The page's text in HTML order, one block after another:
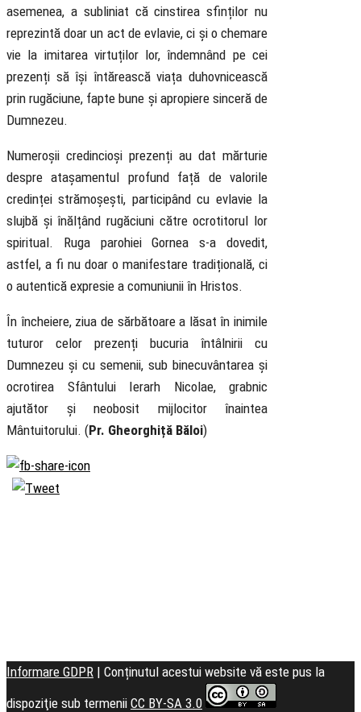
asemenea, a subliniat că cinstirea sfinților nu
reprezintă doar un act de evlavie, ci și o chemare
vie la imitarea virtuților lor, îndemnând pe cei
prezenți să își întărească viața duhovnicească
prin rugăciune, fapte bune și apropiere sinceră de
Dumnezeu.
Numeroșii credincioși prezenți au dat mărturie
despre atașamentul profund față de valorile
credinței strămoșești, participând cu evlavie la
slujbă și înălțând rugăciuni către ocrotitorul lor
spiritual. Ruga parohiei Gornea s-a dovedit,
astfel, a fi nu doar o manifestare tradițională, ci
o autentică expresie a comuniunii în Hristos.
În încheiere, ziua de sărbătoare a lăsat în inimile
tuturor celor prezenți bucuria întâlnirii cu
Dumnezeu și cu semenii, sub binecuvântarea și
ocrotirea Sfântului Ierarh Nicolae, grabnic
ajutător și neobosit mijlocitor înaintea
Mântuitorului. (Pr. Gheorghiță Băloi)
Informare GDPR | Conținutul acestui website vă este pus la
dispoziţie sub termenii CC BY-SA 3.0